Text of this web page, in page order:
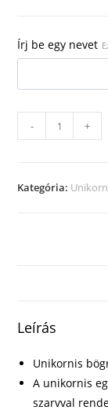
Írj be egy nevet
Unikornis
bögre
mennyiség
- +
Kategória:
Leírás
Unikornis
A unikornis
szarvval